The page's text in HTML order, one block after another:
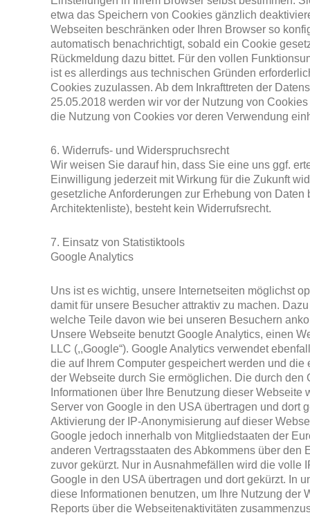
etwa das Speichern von Cookies gänzlich
Webseiten beschränken oder Ihren Browser so
automatisch benachrichtigt, sobald ein Cookie
Rückmeldung dazu bittet. Für den vollen
ist es allerdings aus technischen Gründen
Cookies zuzulassen. Ab dem Inkrafttreten der
25.05.2018 werden wir vor der Nutzung von
die Nutzung von Cookies vor deren Verwendung
6. Widerrufs- und Widerspruchsrecht
Wir weisen Sie darauf hin, dass Sie eine uns ggf.
Einwilligung jederzeit mit Wirkung für die Zukunft
gesetzliche Anforderungen zur Erhebung von Daten
Architektenliste), besteht kein Widerrufsrecht.
7. Einsatz von Statistiktools
Google Analytics
Uns ist es wichtig, unsere Internetseiten möglichst
damit für unsere Besucher attraktiv zu machen.
welche Teile davon wie bei unseren Besuchern
Unsere Webseite benutzt Google Analytics, einen
LLC (,,Google“). Google Analytics verwendet
die auf Ihrem Computer gespeichert werden und die
der Webseite durch Sie ermöglichen. Die durch den
Informationen über Ihre Benutzung dieser Webseite
Server von Google in den USA übertragen und dort
Aktivierung der IP-Anonymisierung auf dieser
Google jedoch innerhalb von Mitgliedstaaten der
anderen Vertragsstaaten des Abkommens über den
zuvor gekürzt. Nur in Ausnahmefällen wird die volle
Google in den USA übertragen und dort gekürzt. In
diese Informationen benutzen, um Ihre Nutzung der
Reports über die Webseitenaktivitäten